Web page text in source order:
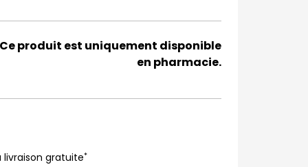
Ce produit est uniquement disponible
en pharmacie.
gratuite*